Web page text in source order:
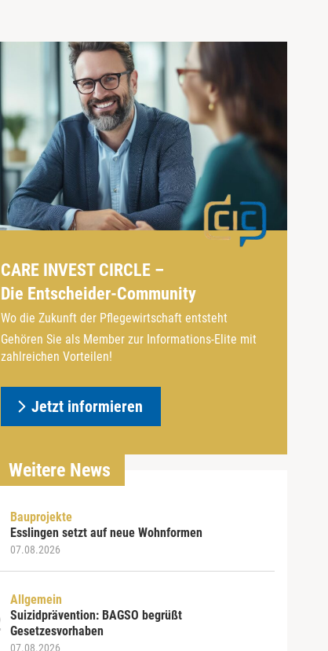
CARE INVEST CIRCLE –
Die Entscheider-Community
Wo die Zukunft der Pflegewirtschaft entsteht
Gehören Sie als Member zur Informations-Elite mit
zahlreichen Vorteilen!
Jetzt informieren
Weitere News
Bauprojekte
Esslingen setzt auf neue Wohnformen
07.08.2026
Allgemein
Suizidprävention: BAGSO begrüßt
Gesetzesvorhaben
07.08.2026